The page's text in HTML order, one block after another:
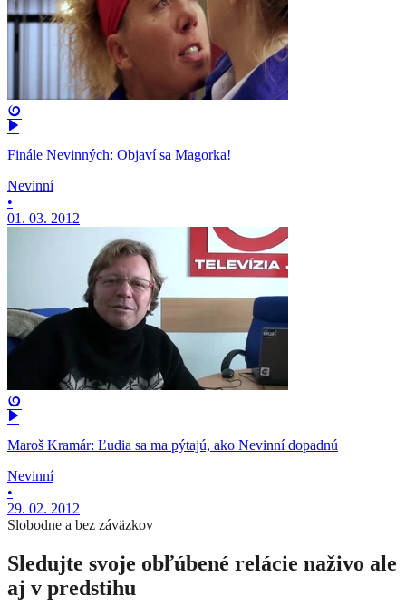
Finále Nevinných: Objaví sa Magorka!
Nevinní
•
01. 03. 2012
Maroš Kramár: Ľudia sa ma pýtajú, ako Nevinní dopadnú
Nevinní
•
29. 02. 2012
Slobodne a bez záväzkov
Sledujte svoje obľúbené relácie naživo ale
aj v predstihu